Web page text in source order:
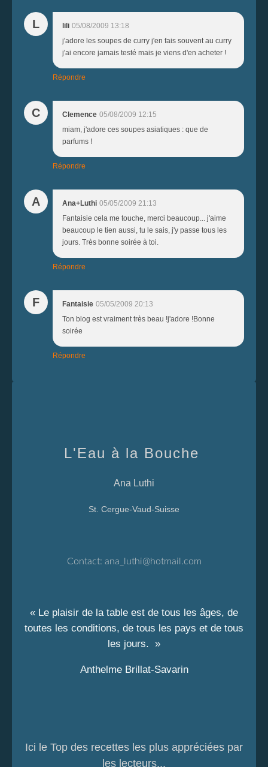
L lili 05/08/2009 13:18
j'adore les soupes de curry j'en fais souvent au curry
j'ai encore jamais testé mais je viens d'en acheter !
Répondre
C Clemence 05/08/2009 12:15
miam, j'adore ces soupes asiatiques : que de
parfums !
Répondre
A Ana+Luthi 05/05/2009 21:13
Fantaisie cela me touche, merci beaucoup... j'aime
beaucoup le tien aussi, tu le sais, j'y passe tous les
jours. Très bonne soirée à toi.
Répondre
F Fantaisie 05/05/2009 20:13
Ton blog est vraiment très beau !j'adore !Bonne
soirée
Répondre
L'Eau à la Bouche
Ana Luthi
St. Cergue-Vaud-Suisse
Contact: ana_luthi@hotmail.com
« Le plaisir de la table est de tous les âges, de
toutes les conditions, de tous les pays et de tous
les jours. »
Anthelme Brillat-Savarin
Ici le Top des recettes les plus appréciées par
les lecteurs...